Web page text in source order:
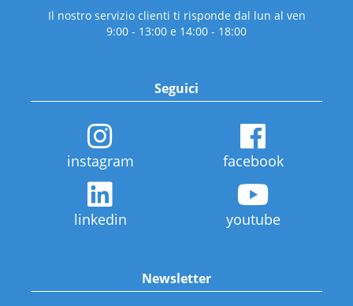
Il nostro servizio clienti ti risponde dal lun al ven
9:00 - 13:00 e 14:00 - 18:00
Seguici
instagram facebook
linkedin youtube
Newsletter